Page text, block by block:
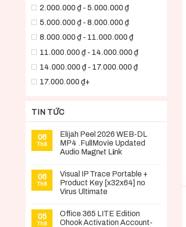
2.000.000 ₫ - 5.000.000 ₫
5.000.000 ₫ - 8.000.000 ₫
8.000.000 ₫ - 11.000.000 ₫
11.000.000 ₫ - 14.000.000 ₫
14.000.000 ₫ - 17.000.000 ₫
17.000.000 ₫+
TIN TỨC
06
Th8
Elijah Peel 2026 WEB-DL
MP4 .FullMov𝗂e Updated
Audio M𝐚gn𝐞t L𝐢nk
06
Th8
Visual IP Trace Portable +
Product Key [x32x64] no
Virus Ultimate
05
Th8
Office 365 LITE Edition
Ohook Activation Account-